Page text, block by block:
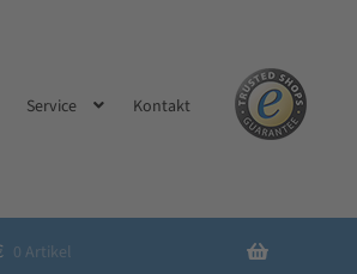
Service Kontakt
0 Artikel